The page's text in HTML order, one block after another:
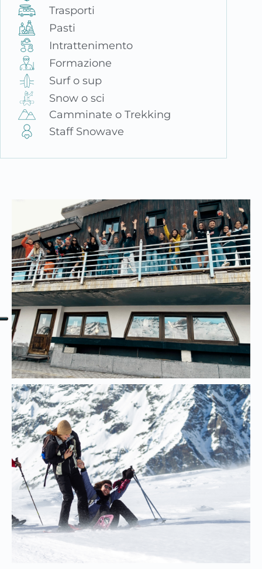
Trasporti
Pasti
Intrattenimento
Formazione
Surf o sup
Snow o sci
Camminate o Trekking
Staff Snowave